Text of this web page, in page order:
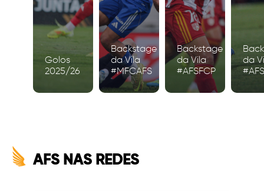
Golos
2025/26
Backstage
da Vila
#MFCAFS
Backstage
da Vila
#AFSFCP
da
AFS NAS REDES